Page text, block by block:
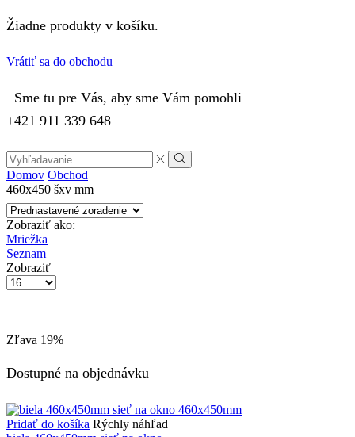
Žiadne produkty v košíku.
Vrátiť sa do obchodu
Sme tu pre Vás, aby sme Vám pomohli
+421 911 339 648
Search
input
Vyhľadávanie
Domov Obchod
460x450 šxv mm
Zobraziť ako:
Mriežka
Seznam
Zobraziť
Počet
Zľava 19%
Dostupné na objednávku
Pridať do košíka Rýchly náhľad